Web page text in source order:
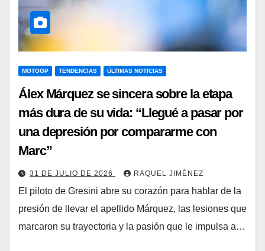
MOTOGP TENDENCIAS ÚLTIMAS NOTICIAS
Álex Márquez se sincera sobre la etapa
más dura de su vida: “Llegué a pasar por
una depresión por compararme con
Marc”
31 DE JULIO DE 2026 RAQUEL JIMÉNEZ
El piloto de Gresini abre su corazón para hablar de la
presión de llevar el apellido Márquez, las lesiones que
marcaron su trayectoria y la pasión que le impulsa a…